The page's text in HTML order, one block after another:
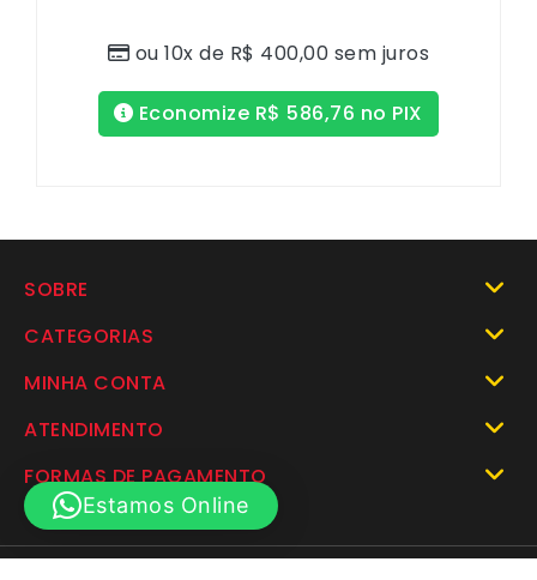
ou 10x de R$ 400,00 sem juros
Economize R$ 586,76 no PIX
SOBRE
CATEGORIAS
MINHA CONTA
ATENDIMENTO
FORMAS DE PAGAMENTO
Estamos Online